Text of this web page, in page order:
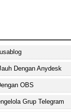
Dengan Anydesk
OBS
Grup Telegram